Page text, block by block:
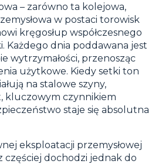
– zarówno ta kolejowa,
w postaci torowisk
kręgosłup współczesnego
Każdego dnia poddawana jest
wytrzymałości, przenosząc
użytkowe. Kiedy setki ton
na stalowe szyny,
kluczowym czynnikiem
staje się absolutna
eksploatacji przemysłowej
częściej dochodzi jednak do